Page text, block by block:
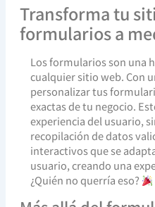
Transforma tu
formularios a
Los formularios son una
cualquier sitio web. Con
personalizar tus
exactas de tu negocio.
experiencia del usuario,
recopilación de datos
interactivos que se
usuario, creando una
¿Quién no querría eso?